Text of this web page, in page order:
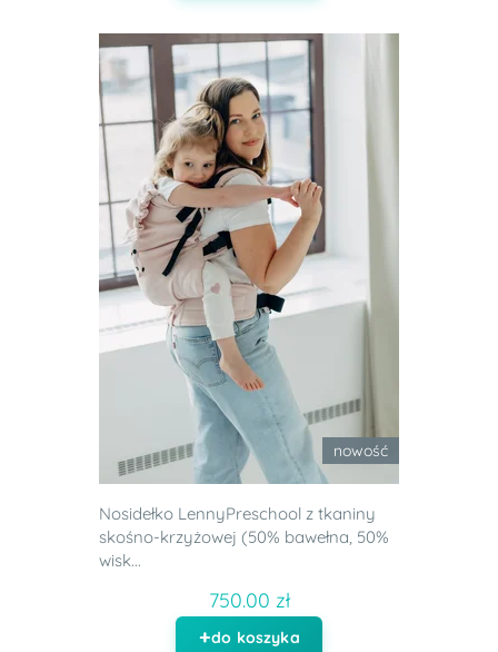
nowość
Nosidełko LennyPreschool z tkaniny
skośno-krzyżowej (50% bawełna, 50%
wisk...
750.00 zł
do koszyka